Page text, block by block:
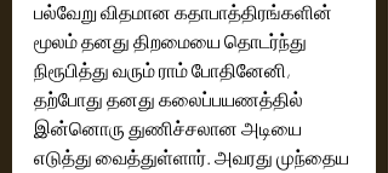
பல்வேறு விதமான கதாபாத்திரங்களின்
மூலம் தனது திறமையை தொடர்ந்து
நிரூபித்து வரும் ராம் போதினேனி,
தற்போது தனது கலைப்பயணத்தில்
இன்னொரு துணிச்சலான அடியை
எடுத்து வைத்துள்ளார். அவரது முந்தைய